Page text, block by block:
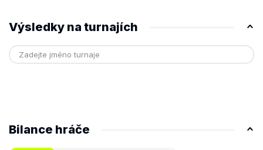
Výsledky na turnajích
Bilance hráče